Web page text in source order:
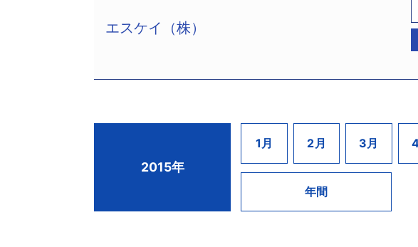
は赤字見込みを吸収できず、債務超過解消の見通しが立た
この間、主要出版社から資金支援を受けしのいできたが
同流通（株）（TSR企業コード:294479465、埼玉県蓮田
た、林業の倒産としては、一般社団法人京都府森と緑の
になった。
昭和58年12月に奈良県や県内17市町村、県内木材2団体
このため、新規造林の休止や職員配置の見直しを行うな
また、森林資産の時価評価を実施したところ、大幅な
ことが困難と判断し、平成26年5月開催の理事会で解散
なお、今後は分収造林事業を整理したうえで奈良県へ
（株）志正堂（TSR企業コード:290087171、江東区大
文具・事務機器・オフィス家具などを販売する事務用品
支援を受け、経営の立て直しを進めていた。その後も売
続いて債務超過に陥っていた。26年12月1日、リコーグ
区）が従業員約150名および東京23区の顧客を、リコー
より解散し、今回の措置となった。
エスケイ（株）
エスケイ（株）（旧：山陽工業（株）、TSR企業コー
柴田修身社長）は2月23日、広島地裁より破産開始決定
総合建設業者として、戦後復興から高度成長期にかけて
2015年
1月 2月 3月
年間